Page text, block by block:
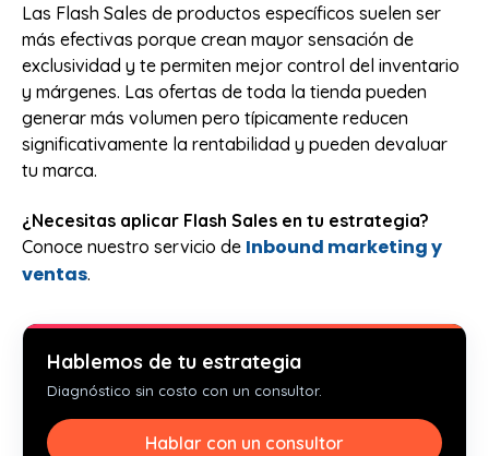
Las Flash Sales de productos específicos suelen ser
más efectivas porque crean mayor sensación de
exclusividad y te permiten mejor control del inventario
y márgenes. Las ofertas de toda la tienda pueden
generar más volumen pero típicamente reducen
significativamente la rentabilidad y pueden devaluar
tu marca.
¿Necesitas aplicar Flash Sales en tu estrategia?
Conoce nuestro servicio de Inbound marketing y
ventas.
Hablemos de tu estrategia
Diagnóstico sin costo con un consultor.
Hablar con un consultor